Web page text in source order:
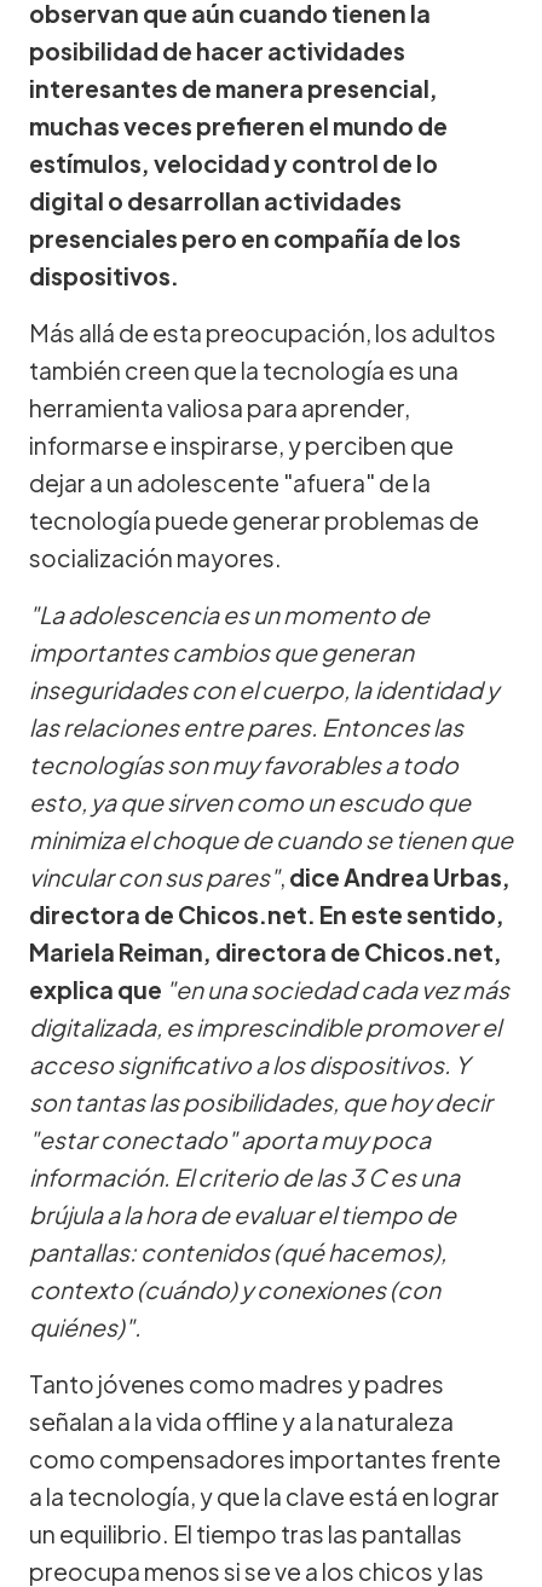
observan que aún cuando tienen la
posibilidad de hacer actividades
interesantes de manera presencial,
muchas veces prefieren el mundo de
estímulos, velocidad y control de lo
digital o desarrollan actividades
presenciales pero en compañía de los
dispositivos.
Más allá de esta preocupación, los adultos
también creen que la tecnología es una
herramienta valiosa para aprender,
informarse e inspirarse, y perciben que
dejar a un adolescente "afuera" de la
tecnología puede generar problemas de
socialización mayores.
"La adolescencia es un momento de
importantes cambios que generan
inseguridades con el cuerpo, la identidad y
las relaciones entre pares. Entonces las
tecnologías son muy favorables a todo
esto, ya que sirven como un escudo que
minimiza el choque de cuando se tienen que
vincular con sus pares", dice Andrea Urbas,
directora de Chicos.net. En este sentido,
Mariela Reiman, directora de Chicos.net,
explica que "en una sociedad cada vez más
digitalizada, es imprescindible promover el
acceso significativo a los dispositivos. Y
son tantas las posibilidades, que hoy decir
"estar conectado" aporta muy poca
información. El criterio de las 3 C es una
brújula a la hora de evaluar el tiempo de
pantallas: contenidos (qué hacemos),
contexto (cuándo) y conexiones (con
quiénes)".
Tanto jóvenes como madres y padres
señalan a la vida offline y a la naturaleza
como compensadores importantes frente
a la tecnología, y que la clave está en lograr
un equilibrio. El tiempo tras las pantallas
preocupa menos si se ve a los chicos y las